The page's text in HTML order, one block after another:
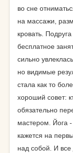
во сне
на массажи,
кровать.
бесплатное
сильно
но видимые
стала как то
хороший совет:
обязательно
мастером. Йога -
кажется на
над собой. И